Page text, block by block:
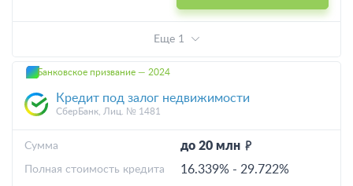
Еще 1
Банковское призвание — 2024
Кредит под залог недвижимости
СберБанк, Лиц. № 1481
до 20 млн
Cумма
16.339% - 29.722%
Полная стоимость кредита